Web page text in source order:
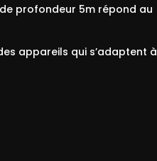
profondeur 5m répond au
appareils qui s’adaptent à